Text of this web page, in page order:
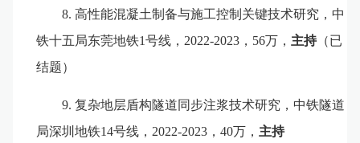
8.高性能混凝土制备与施工控制关键技术研究，中
铁十五局东莞地铁1号线， 2022-2023 ， 56万， 主持（已
结题）
9.复杂地层盾构隧道同步注浆技术研究，中铁隧道
局深圳地铁14号线， 2022-2023 ， 40万， 主持